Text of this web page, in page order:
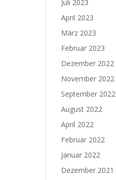
Juli 2023
April 2023
März 2023
Februar 2023
Dezember 2022
November 2022
September 2022
August 2022
April 2022
Februar 2022
Januar 2022
Dezember 2021